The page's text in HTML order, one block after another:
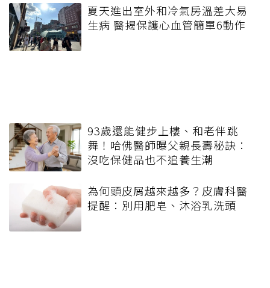
夏天進出室外和冷氣房溫差大易
生病 醫揭保護心血管簡單6動作
93歲還能健步上樓、和老伴跳
舞！哈佛醫師曝父親長壽秘訣：
沒吃保健品也不追養生潮
為何頭皮屑越來越多？皮膚科醫
提醒：別用肥皂、沐浴乳洗頭